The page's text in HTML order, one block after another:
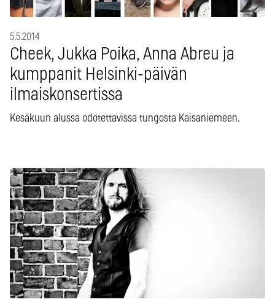
5.5.2014
Cheek, Jukka Poika, Anna Abreu ja
kumppanit Helsinki-päivän
ilmaiskonsertissa
Kesäkuun alussa odotettavissa tungosta Kaisaniemeen.